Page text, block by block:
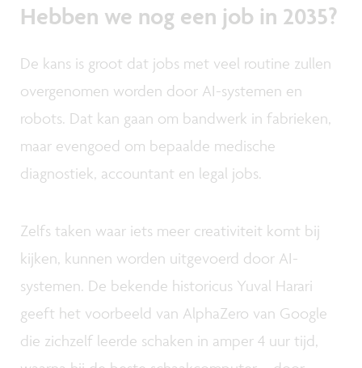
Hebben we nog een job in 2035?
De kans is groot dat jobs met veel routine zullen
overgenomen worden door AI-systemen en
robots. Dat kan gaan om bandwerk in fabrieken,
maar evengoed om bepaalde medische
diagnostiek, accountant en legal jobs.
Zelfs taken waar iets meer creativiteit komt bij
kijken, kunnen worden uitgevoerd door AI-
systemen. De bekende historicus Yuval Harari
geeft het voorbeeld van AlphaZero van Google
die zichzelf leerde schaken in amper 4 uur tijd,